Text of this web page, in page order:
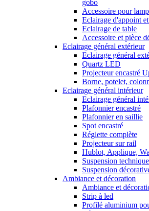
gobo
Accessoire pour
Eclairage d'appoint
Eclairage de table
Accessoire et pièce
Eclairage général extérieur
Eclairage général
Quartz LED
Projecteur encastré
Borne, potelet,
Eclairage général intérieur
Eclairage général
Plafonnier encastré
Plafonnier en saillie
Spot encastré
Réglette complète
Projecteur sur rail
Hublot, Applique,
Suspension technique
Suspension
Ambiance et décoration
Ambiance et
Strip à led
Profilé aluminium